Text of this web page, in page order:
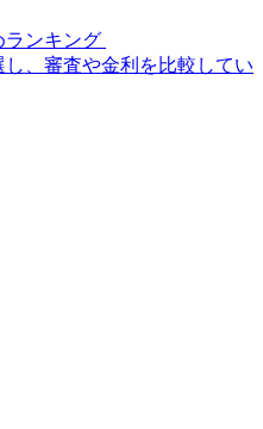
ランキング
、審査や金利を比較してい